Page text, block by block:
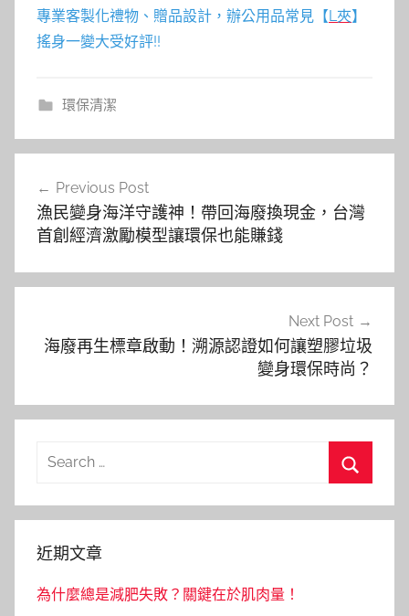
專業客製化禮物、贈品設計，辦公用品常見【L夾】
搖身一變大受好評!!
環保清潔
覽
Previous Post
漁民變身海洋守護神！帶回海廢換現金，台灣
首創經濟激勵模型讓環保也能賺錢
Next Post
海廢再生標章啟動！溯源認證如何讓塑膠垃圾
變身環保時尚？
Search
近期文章
為什麼總是減肥失敗？關鍵在於肌肉量！